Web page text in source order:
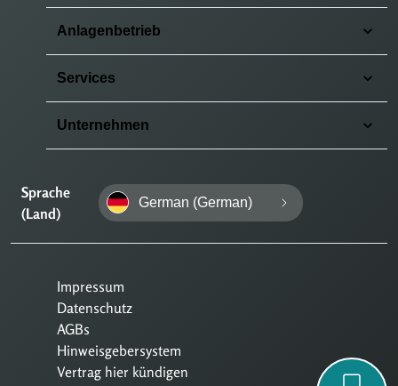
Anlagenbetrieb
Services
Unternehmen
Sprache
(Land)
German (German)
Impressum
Datenschutz
AGBs
Hinweisgebersystem
Vertrag hier kündigen